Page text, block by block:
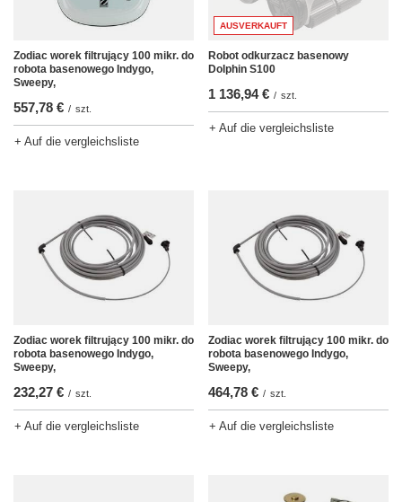
Zodiac worek filtrujący 100 mikr. do
robota basenowego Indygo,
Sweepy,
557,78 € / szt.
+ Auf die vergleichsliste
AUSVERKAUFT
Robot odkurzacz basenowy
Dolphin S100
1 136,94 € / szt.
+ Auf die vergleichsliste
Zodiac worek filtrujący 100 mikr. do
robota basenowego Indygo,
Sweepy,
232,27 € / szt.
+ Auf die vergleichsliste
Zodiac worek filtrujący 100 mikr. do
robota basenowego Indygo,
Sweepy,
464,78 € / szt.
+ Auf die vergleichsliste